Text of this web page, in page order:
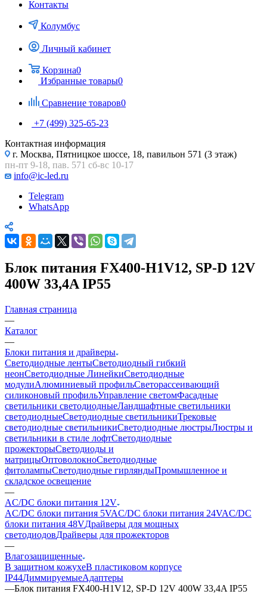
Контакты
Колумбус
Личный кабинет
Корзина0
Избранные товары0
Сравнение товаров0
+7 (499) 325-65-23
Контактная информация
г. Москва, Пятницкое шоссе, 18, павильон 571 (3 этаж)
пн-пт 9-18, пав. 571 сб-вс 10-17
info@ic-led.ru
Telegram
WhatsApp
Блок питания FX400-H1V12, SP-D 12V
400W 33,4A IP55
Главная страница
—
Каталог
—
Блоки питания и драйверы
Светодиодные лентыСветодиодный гибкий
неонСветодиодные ЛинейкиСветодиодные
модулиАлюминиевый профильСветорассеивающий
силиконовый профильУправление светомФасадные
светильники светодиодныеЛандшафтные светильники
светодиодныеСветодиодные светильникиТрековые
светодиодные светильникиСветодиодные люстрыЛюстры и
светильники в стиле лофтСветодиодные
прожекторыСветодиоды и
матрицыОптоволокноСветодиодные
фитолампыСветодиодные гирляндыПромышленное и
складское освещение
—
AC/DC блоки питания 12V
AC/DC блоки питания 5VAC/DC блоки питания 24VAC/DC
блоки питания 48VДрайверы для мощных
светодиодовДрайверы для прожекторов
—
Влагозащищенные
В защитном кожухеВ пластиковом корпусе
IP44ДиммируемыеАдаптеры
—Блок питания FX400-H1V12, SP-D 12V 400W 33,4A IP55